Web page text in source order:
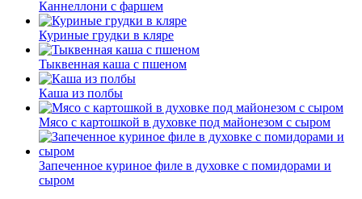
Каннеллони с фаршем
Куриные грудки в кляре
Тыквенная каша с пшеном
Каша из полбы
Мясо с картошкой в духовке под майонезом с сыром
Запеченное куриное филе в духовке с помидорами и
сыром